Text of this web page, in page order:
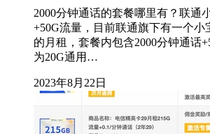
2000分钟通话的套餐哪里有？联通
+50G流量，目前联通旗下有一个小
的月租，套餐内包含2000分钟通话
为20G通用…
2023年8月22日